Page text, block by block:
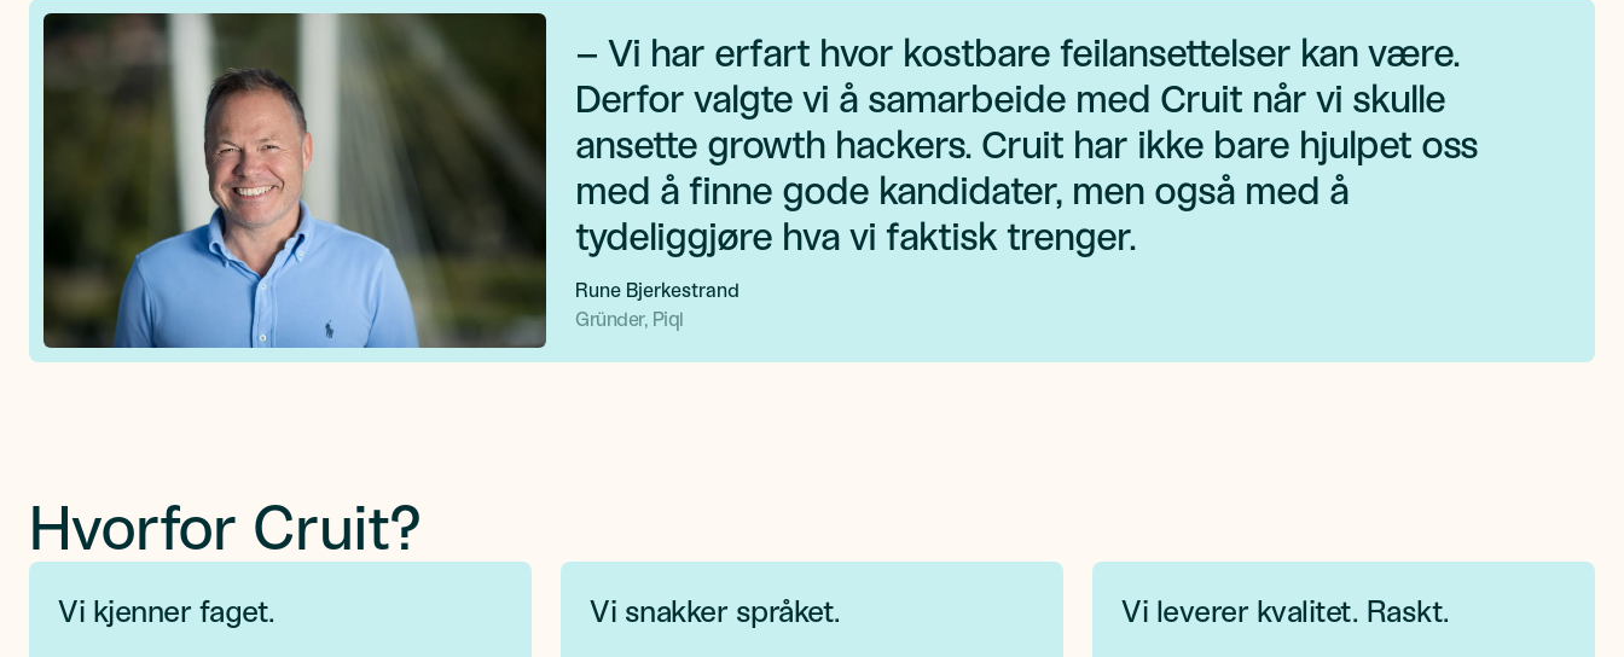
– Vi har erfart hvor kostbare feilansettelser kan være.
Derfor valgte vi å samarbeide med Cruit når vi skulle
ansette growth hackers. Cruit har ikke bare hjulpet oss
med å finne gode kandidater, men også med å
tydeliggjøre hva vi faktisk trenger.
Rune Bjerkestrand
Gründer, Piql
Hvorfor Cruit?
Vi kjenner faget.
Vi snakker språket.
Vi leverer kvalitet. Raskt.